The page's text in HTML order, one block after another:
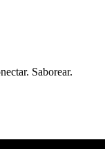
Saborear.